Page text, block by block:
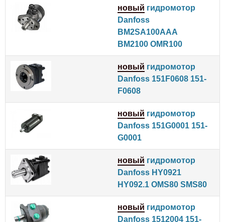
новый гидромотор
Danfoss
BM2SA100AAA
BM2100 OMR100
новый гидромотор
Danfoss 151F0608 151-
F0608
новый гидромотор
Danfoss 151G0001 151-
G0001
новый гидромотор
Danfoss HY0921
HY092.1 OMS80 SMS80
новый гидромотор
Danfoss 1512004 151-